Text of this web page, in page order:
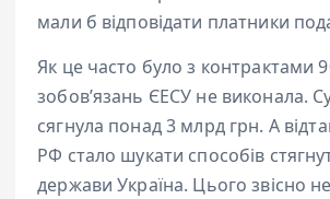
мали б відповідати платники
Як це часто було з контрактами
зобовʼязань ЄЕСУ не виконала.
сягнула понад 3 млрд грн. А
РФ стало шукати способів
держави Україна. Цього звісно